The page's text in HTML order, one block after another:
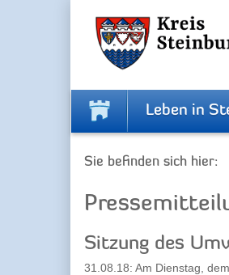
Leben in
Sie befinden sich hier:
Sitzung des
31.08.18: Am Dienstag,